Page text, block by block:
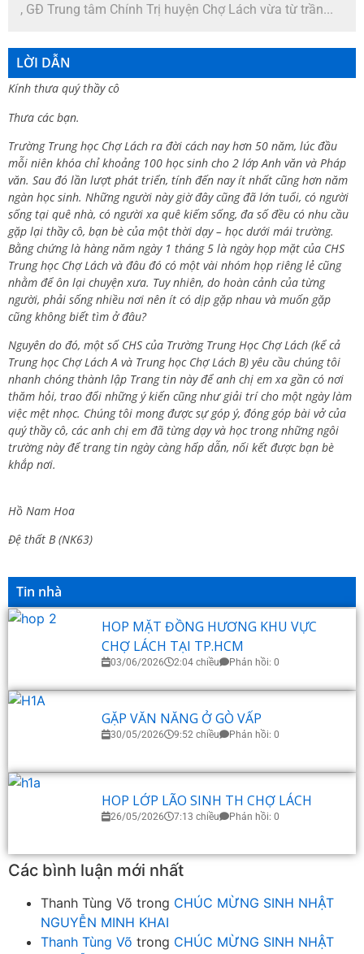
, GĐ Trung tâm Chính Trị huyện Chợ Lách vừa từ trần...
LỜI DẪN
Kính thưa quý thầy cô
Thưa các bạn.
Trường Trung học Chợ Lách ra đời cách nay hơn 50 năm, lúc đầu
mỗi niên khóa chỉ khoảng 100 học sinh cho 2 lớp Anh văn và Pháp
văn. Sau đó lần lượt phát triển, tính đến nay ít nhất cũng hơn năm
ngàn học sinh. Những người này giờ đây cũng đã lớn tuổi, có người
sống tại quê nhà, có người xa quê kiếm sống, đa số đều có nhu cầu
gặp lại thầy cô, bạn bè của một thời dạy – học dưới mái trường.
Bằng chứng là hàng năm ngày 1 tháng 5 là ngày họp mặt của CHS
Trung học Chợ Lách và đâu đó có một vài nhóm họp riêng lẻ cũng
nhằm để ôn lại chuyện xưa. Tuy nhiên, do hoàn cảnh của từng
người, phải sống nhiều nơi nên ít có dịp gặp nhau và muốn gặp
cũng không biết tìm ở đâu?
Nguyên do đó, một số CHS của Trường Trung Học Chợ Lách (kể cả
Trung học Chợ Lách A và Trung học Chợ Lách B) yêu cầu chúng tôi
nhanh chóng thành lập Trang tin này để anh chị em xa gần có nơi
thăm hỏi, trao đổi những ý kiến cũng như giải trí cho một ngày làm
việc mệt nhọc. Chúng tôi mong được sự góp ý, đóng góp bài vở của
quý thầy cô, các anh chị em đã từng dạy và học trong những ngôi
trường này để trang tin ngày càng hấp dẫn, nối kết được bạn bè
khắp nơi.
Hồ Nam Hoa
Đệ thất B (NK63)
Tin nhà
HOP MẶT ĐỒNG HƯƠNG KHU VỰC
CHỢ LÁCH TẠI TP.HCM
03/06/2026 2:04 chiều Phản hồi: 0
GẶP VĂN NĂNG Ở GÒ VẤP
30/05/2026 9:52 chiều Phản hồi: 0
HOP LỚP LÃO SINH TH CHỢ LÁCH
26/05/2026 7:13 chiều Phản hồi: 0
Các bình luận mới nhất
Thanh Tùng Võ trong CHÚC MỪNG SINH NHẬT
NGUYỄN MINH KHAI
Thanh Tùng Võ trong CHÚC MỪNG SINH NHẬT